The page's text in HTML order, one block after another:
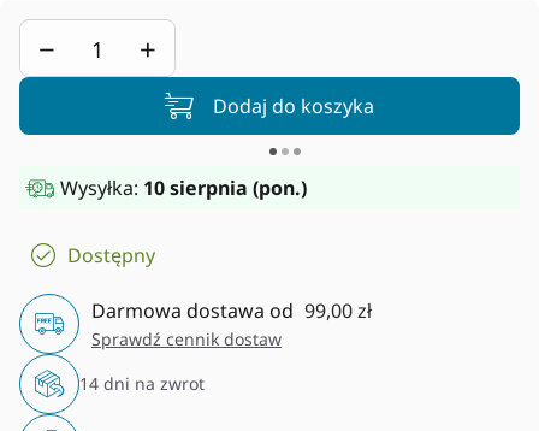
− +
Dodaj do koszyka
Wysyłka: 10 sierpnia (pon.)
Dostępny
Darmowa dostawa od 99,00 zł
Sprawdź cennik dostaw
14 dni na zwrot